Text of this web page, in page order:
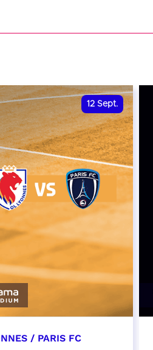
12 Sept.
/ PARIS FC